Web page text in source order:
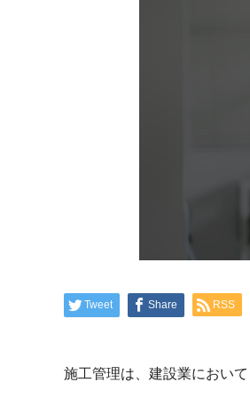
Tweet Share RSS
施工管理は、建設業におい